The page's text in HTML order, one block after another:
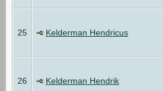
25 Kelderman Hendricus
26 Kelderman Hendrik